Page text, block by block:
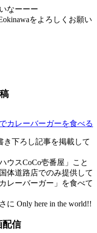
なーーー
をよろしくお願い
カレーバーガーを食べる
下ろし記事を掲載して
ウスCoCo壱番屋」こと
体道路店でのみ提供して
レーバーガー」を食べて
に Only here in the world!!
配信